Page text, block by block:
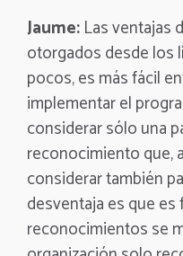
Jaume:Las ventajas
otorgados desde los
pocos, es más fácil
implementar el
considerar sólo una
reconocimiento que,
considerar también
desventaja es que
reconocimientos se